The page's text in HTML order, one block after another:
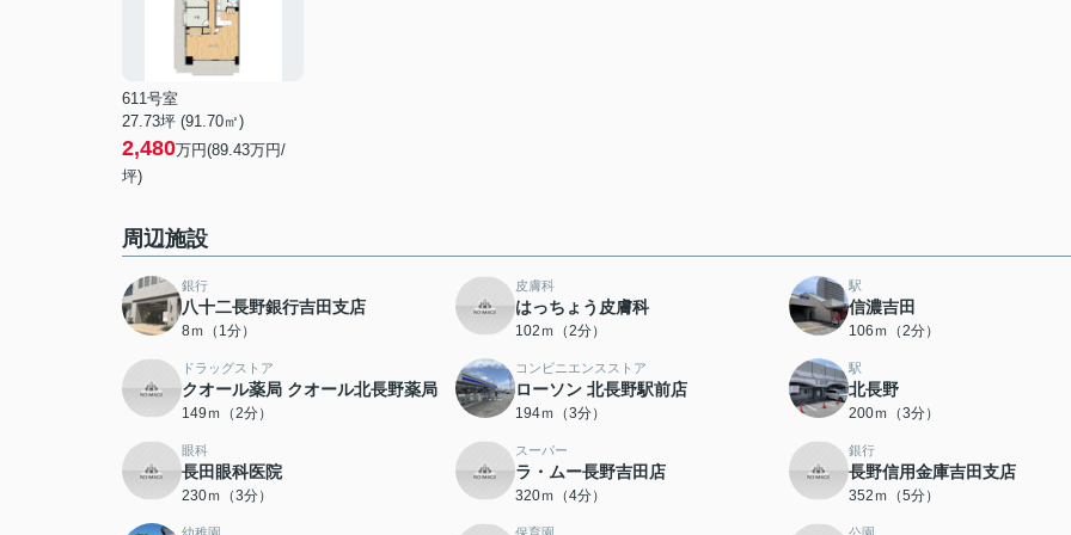
611号室
27.73坪 (91.70㎡)
2,480万円(89.43万円/
坪)
周辺施設
銀行
八十二長野銀行吉田支店
8ｍ（1分）
皮膚科
はっちょう皮膚科
102ｍ（2分）
駅
信濃吉田
106ｍ（2分）
ドラッグストア
クオール薬局 クオール北長野薬局
149ｍ（2分）
コンビニエンスストア
ローソン 北長野駅前店
194ｍ（3分）
駅
北長野
200ｍ（3分）
眼科
長田眼科医院
230ｍ（3分）
スーパー
ラ・ムー長野吉田店
320ｍ（4分）
銀行
長野信用金庫吉田支店
352ｍ（5分）